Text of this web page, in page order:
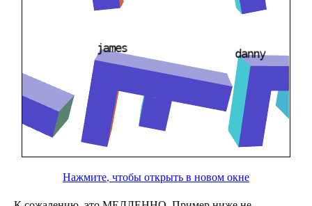
Нажмите, чтобы открыть в новом окне